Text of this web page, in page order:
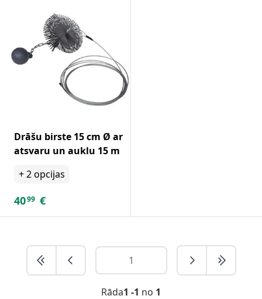
Drāšu birste 15 cm Ø ar
atsvaru un auklu 15 m
+2opcijas
4099 €
Rāda1 -1 no 1